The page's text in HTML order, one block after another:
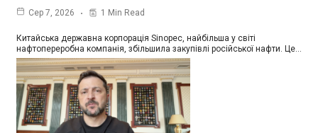
Сер 7, 2026 1 Min Read
Китайська державна корпорація Sinopec, найбільша у світі
нафтопереробна компанія, збільшила закупівлі російської нафти. Це…